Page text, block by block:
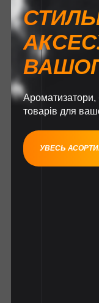
Ароматизатори,
товарів для
УВЕСЬ